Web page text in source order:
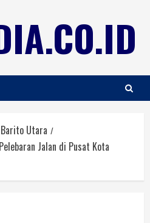
Barito Utara
Jalan di Pusat Kota